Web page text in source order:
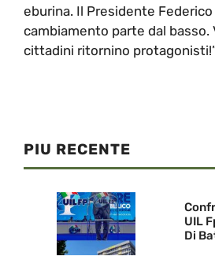
eburina. Il Presidente Federico
cambiamento parte dal basso.
cittadini ritornino
PIU RECENTE
UIL
Di